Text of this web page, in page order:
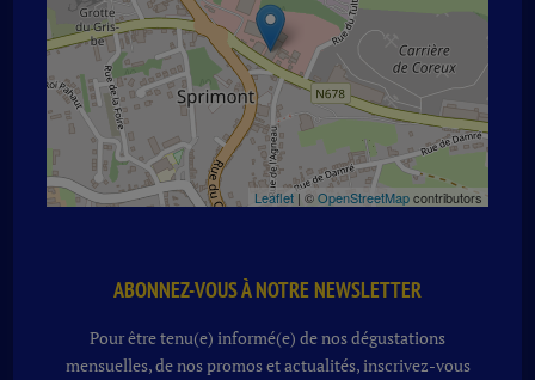
Leaflet| ©OpenStreetMapcontributors
ABONNEZ-VOUS À NOTRE NEWSLETTER
Pour être tenu(e) informé(e) de nos dégustations
mensuelles, de nos promos et actualités, inscrivez-vous